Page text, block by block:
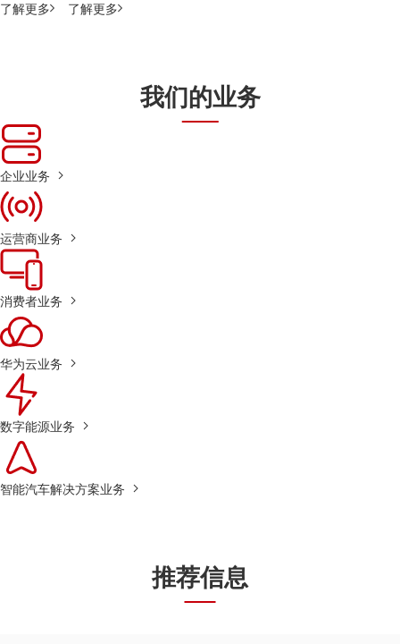
了解更多
了解更多
我们的业务
企业业务
运营商业务
消费者业务
华为云业务
数字能源业务
智能汽车解决方案业务
推荐信息